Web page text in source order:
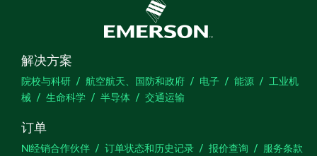
解决方案
院校与科研 航空航天、国防和政府 电子 能源
工业机
械
生命科学 半导体 交通运输
订单
NI经销合作伙伴 订单状态和历史记录 报价查询
服务条款